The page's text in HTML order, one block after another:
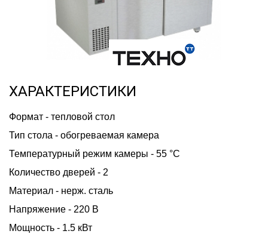
ХАРАКТЕРИСТИКИ
Формат - тепловой стол
Тип стола - обогреваемая камера
Температурный режим камеры - 55 °С
Количество дверей - 2
Материал - нерж. сталь
Напряжение - 220 В
Мощность - 1.5 кВт